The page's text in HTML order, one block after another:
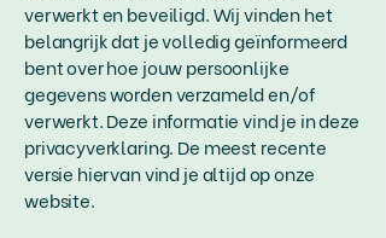
verwerkt en beveiligd. Wij vinden het
belangrijk dat je volledig geïnformeerd
bent over hoe jouw persoonlijke
gegevens worden verzameld en/of
verwerkt. Deze informatie vind je in deze
privacyverklaring. De meest recente
versie hiervan vind je altijd op onze
website.